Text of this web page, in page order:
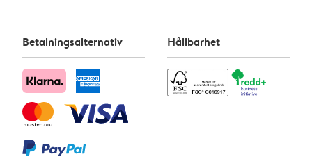
Betalningsalternativ Hållbarhet